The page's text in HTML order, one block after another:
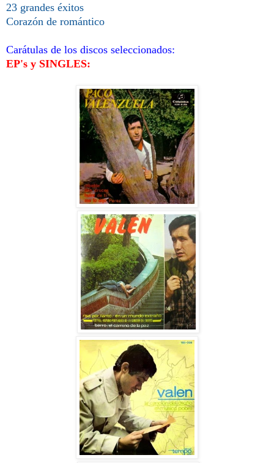
23 grandes éxitos
Corazón de romántico
Carátulas de los discos seleccionados:
EP's y SINGLES: